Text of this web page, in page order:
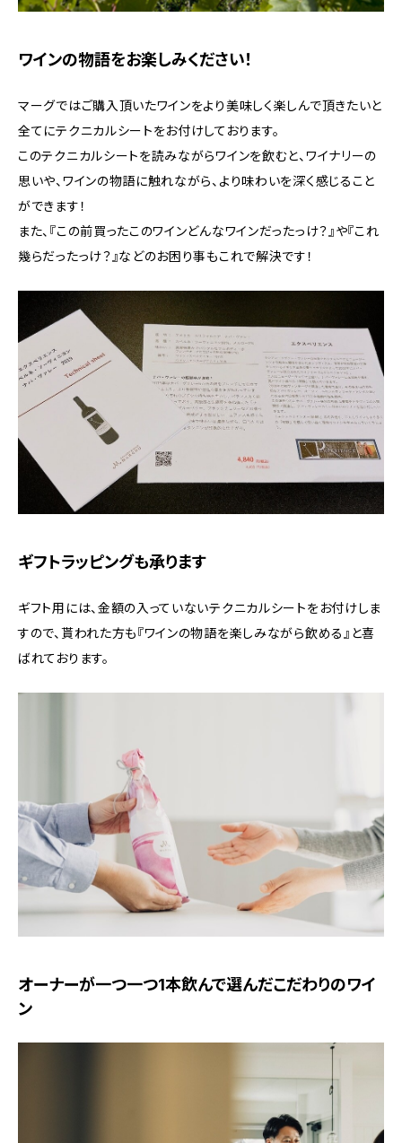
ワインの物語をお楽しみください！
マーグではご購入頂いたワインをより美味しく楽しんで頂きたいと
全てにテクニカルシートをお付けしております。
このテクニカルシートを読みながらワインを飲むと、ワイナリーの
思いや、ワインの物語に触れながら、より味わいを深く感じること
ができます！
また、『この前買ったこのワインどんなワインだったっけ？』や『これ
幾らだったっけ？』などのお困り事もこれで解決です！
ギフトラッピングも承ります
ギフト用には、金額の入っていないテクニカルシートをお付けしま
すので、貰われた方も『ワインの物語を楽しみながら飲める』と喜
ばれております。
オーナーが一つ一つ1本飲んで選んだこだわりのワイ
ン